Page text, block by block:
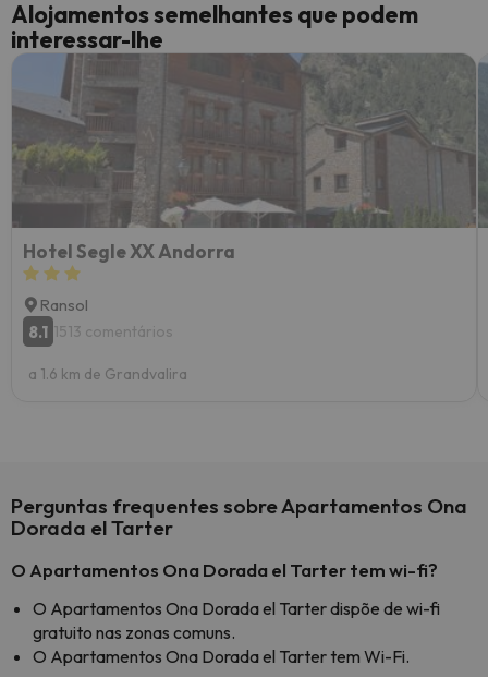
Alojamentos semelhantes que podem
interessar-lhe
Hotel Segle XX Andorra
Ransol
8.1 1513 comentários
a 1.6 km de Grandvalira
Perguntas frequentes sobre Apartamentos Ona
Dorada el Tarter
O Apartamentos Ona Dorada el Tarter tem wi-fi?
O Apartamentos Ona Dorada el Tarter dispõe de wi-fi
gratuito nas zonas comuns.
O Apartamentos Ona Dorada el Tarter tem Wi-Fi.